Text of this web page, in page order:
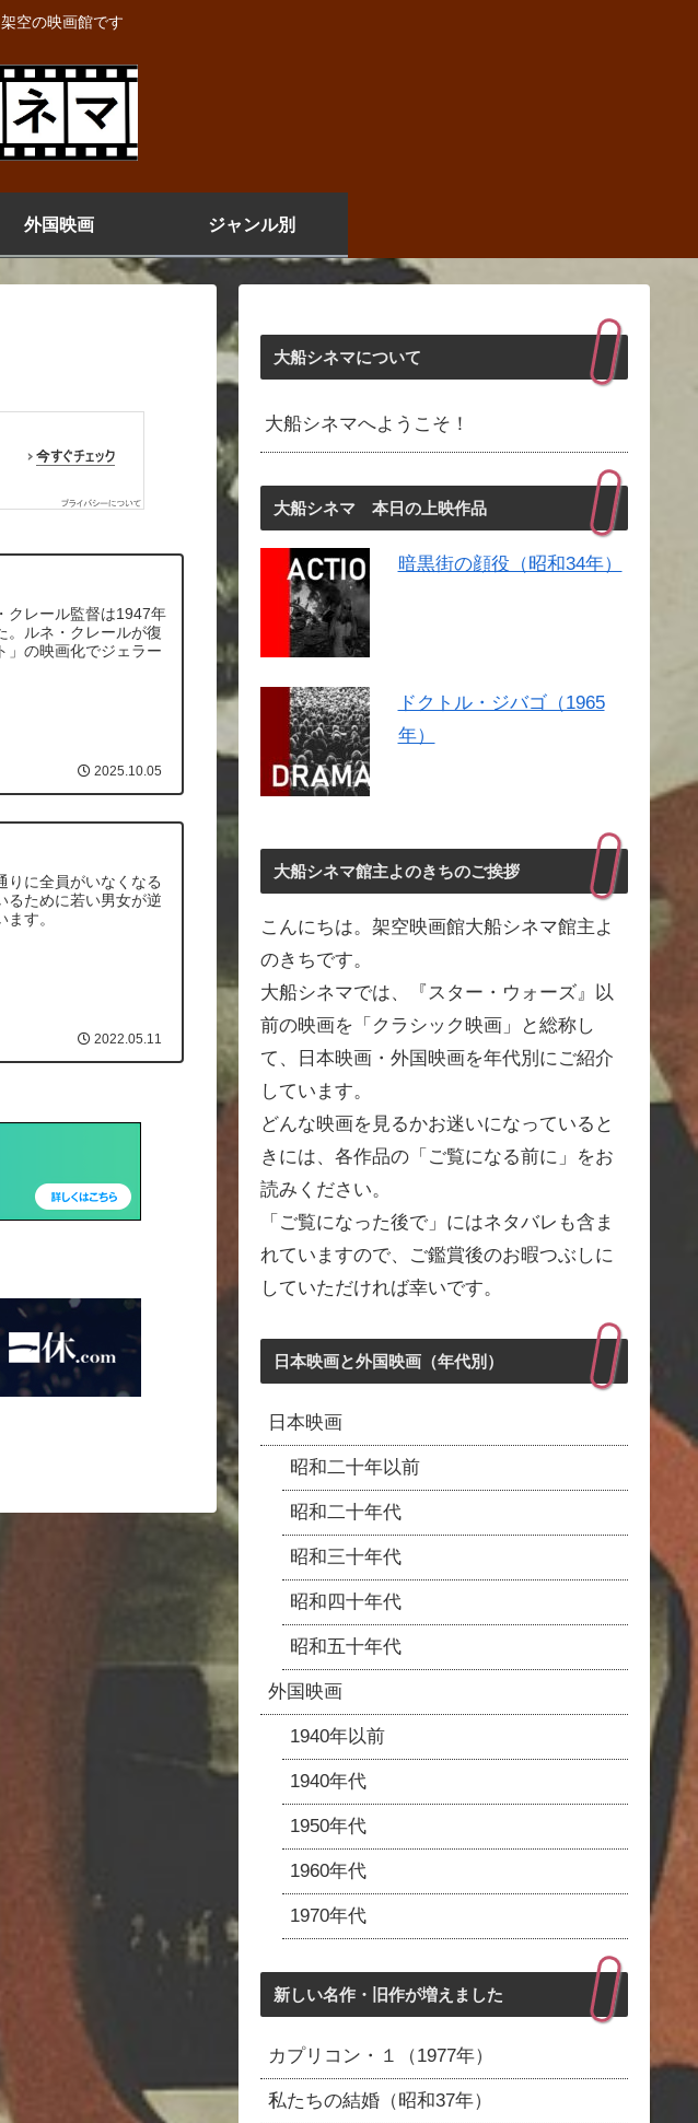
空の映画館です
外国映画 ジャンル別
クレール監督は1947年
。ルネ・クレールが復
」の映画化でジェラー
2025.10.05
りに全員がいなくなる
るために若い男女が逆
す。
2022.05.11
大船シネマについて
大船シネマへようこそ！
大船シネマ 本日の上映作品
暗黒街の顔役（昭和34年）
ドクトル・ジバゴ（1965
年）
大船シネマ館主よのきちのご挨拶
こんにちは。架空映画館大船シネマ館主よ
のきちです。
大船シネマでは、『スター・ウォーズ』以
前の映画を「クラシック映画」と総称し
て、日本映画・外国映画を年代別にご紹介
しています。
どんな映画を見るかお迷いになっていると
きには、各作品の「ご覧になる前に」をお
読みください。
「ご覧になった後で」にはネタバレも含ま
れていますので、ご鑑賞後のお暇つぶしに
していただければ幸いです。
日本映画と外国映画（年代別）
日本映画
昭和二十年以前
昭和二十年代
昭和三十年代
昭和四十年代
昭和五十年代
外国映画
1940年以前
1940年代
1950年代
1960年代
1970年代
新しい名作・旧作が増えました
カプリコン・１（1977年）
私たちの結婚（昭和37年）